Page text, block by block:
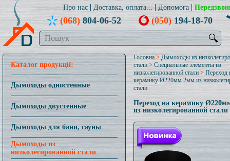
Про нас Доставка, оплата... Допомога
(068)804-06-52 (050)194-18-70
🔍
Каталог продукції:
Дымоходы одностенные
Дымоходы двустенные
Дымоходы для бани, сауны
Дымоходы из
низколегированной стали
Головна > Дымоходы из
стали>Специальные элементы из
низколегированной стали > Переход
керамику Ø220мм 2мм из
стали
Переход на керамику
из низколегированной стали